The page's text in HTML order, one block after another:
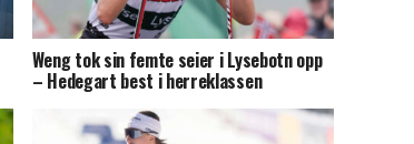
Weng tok sin femte seier i Lysebotn opp
– Hedegart best i herreklassen